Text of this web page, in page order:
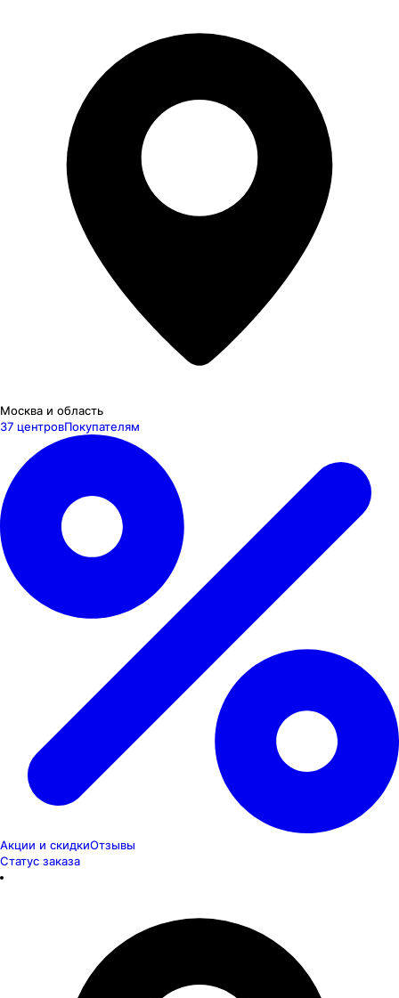
Москва и область
37 центровПокупателям
Акции и скидкиОтзывы
Статус заказа